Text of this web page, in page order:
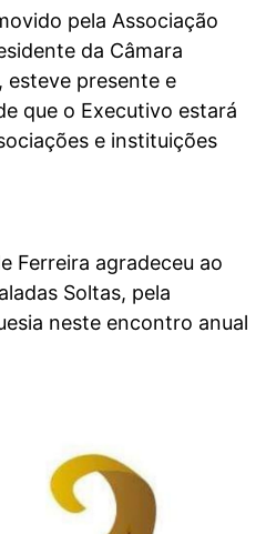
pela Associação
da Câmara
esteve presente e
que o Executivo estará
e instituições
Ferreira agradeceu ao
Soltas, pela
neste encontro anual